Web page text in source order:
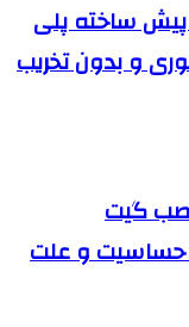
پیش ساخته پلی
و بدون تخریب
نصب گیت
حساسیت و علت